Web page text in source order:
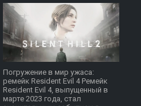
Погружение в мир ужаса:
ремейк Resident Evil 4 Ремейк
Resident Evil 4, выпущенный в
марте 2023 года, стал